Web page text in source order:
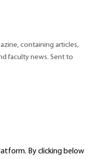
containing articles,
faculty news. Sent to
By clicking below